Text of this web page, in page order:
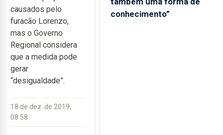
causados pelo
furacão Lorenzo,
mas o Governo
Regional considera
que a medida pode
gerar
“desigualdade”.
18 de dez. de 2019,
08:58
conhecimento”